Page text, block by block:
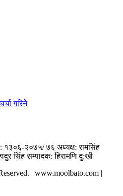
गरिने
१३०६-२०७५/ ७६ अध्यक्ष: रामसिंह
सिंह सम्पादक: हिरामणि दु:खी
| www.moolbato.com |